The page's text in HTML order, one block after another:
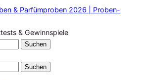
& Gewinnspiele
Suchen
Suchen